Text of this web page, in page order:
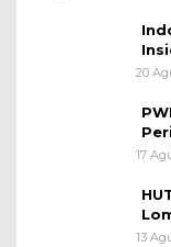
20
RI,
17
13